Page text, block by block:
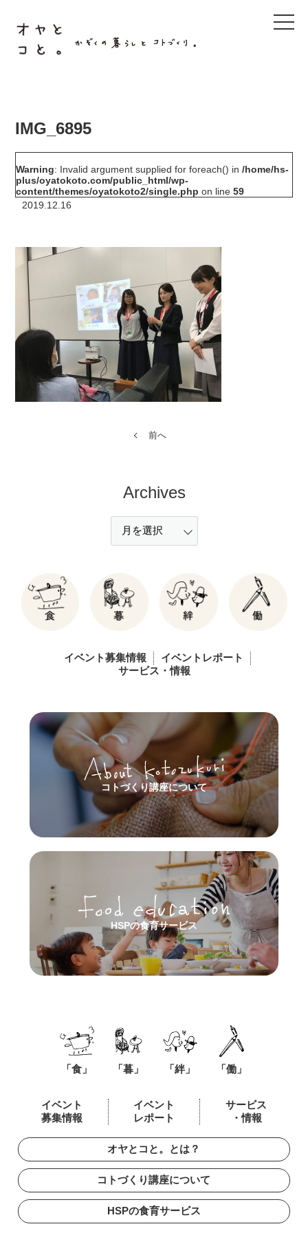
IMG_6895
Warning: Invalid argument supplied for foreach() in/home/hs-
plus/oyatokoto.com/public_html/wp-
content/themes/oyatokoto2/single.php on line59
2019.12.16
前へ
Archives
イベント募集情報
イベントレポート
サービス・情報
コトづくり講座について
HSPの食育サービス
「食」 「暮」 「絆」 「働」
イベント
募集情報
イベント
レポート
サービス
・情報
オヤとコと。とは？
コトづくり講座について
HSPの食育サービス
t
o
i
n